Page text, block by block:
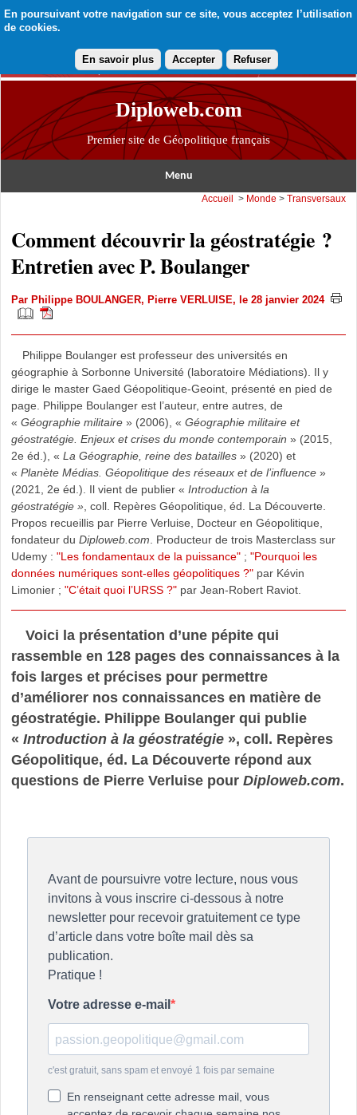
En poursuivant votre navigation sur ce site, vous acceptez l’utilisation
de cookies.
En savoir plus Accepter Refuser
Diploweb.com
Premier site de Géopolitique français
Menu
Accueil > Monde > Transversaux
Comment découvrir la géostratégie ?
Entretien avec P. Boulanger
Par Philippe BOULANGER, Pierre VERLUISE, le 28 janvier 2024
Philippe Boulanger est professeur des universités en
géographie à Sorbonne Université (laboratoire Médiations). Il y
dirige le master Gaed Géopolitique-Geoint, présenté en pied de
page. Philippe Boulanger est l’auteur, entre autres, de
« Géographie militaire» (2006), « Géographie militaire et
géostratégie. Enjeux et crises du monde contemporain » (2015,
2e éd.), « La Géographie, reine des batailles» (2020) et
« Planète Médias. Géopolitique des réseaux et de l’influence»
(2021, 2e éd.). Il vient de publier « Introduction à la
géostratégie », coll. Repères Géopolitique, éd. La Découverte.
Propos recueillis par Pierre Verluise, Docteur en Géopolitique,
fondateur du Diploweb.com . Producteur de trois Masterclass sur
Udemy : "Les fondamentaux de la puissance"; "Pourquoi les
données numériques sont-elles géopolitiques ?"par Kévin
Limonier ; "C’était quoi l’URSS ?"par Jean-Robert Raviot.
Voici la présentation d’une pépite qui
rassemble en 128 pages des connaissances à la
fois larges et précises pour permettre
d’améliorer nos connaissances en matière de
géostratégie. Philippe Boulanger qui publie
« Introduction à la géostratégie», coll. Repères
Géopolitique, éd. La Découverte répond aux
questions de Pierre Verluise pour Diploweb.com.